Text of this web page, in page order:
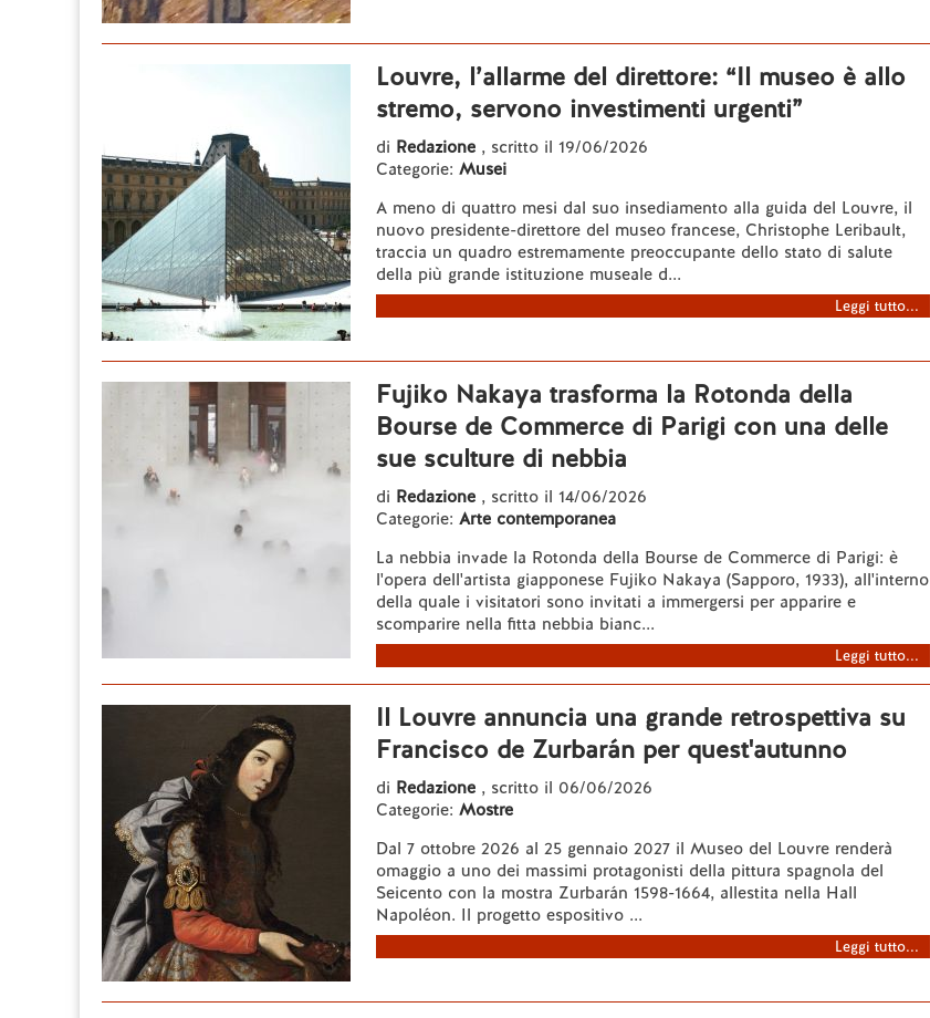
Louvre, l’allarme del direttore: “Il museo è allo
stremo, servono investimenti urgenti”
di Redazione , scritto il 19/06/2026
Categorie: Musei
A meno di quattro mesi dal suo insediamento alla guida del Louvre, il
nuovo presidente-direttore del museo francese, Christophe Leribault,
traccia un quadro estremamente preoccupante dello stato di salute
della più grande istituzione museale d...
Leggi tutto...
Fujiko Nakaya trasforma la Rotonda della
Bourse de Commerce di Parigi con una delle
sue sculture di nebbia
di Redazione , scritto il 14/06/2026
Categorie: Arte contemporanea
La nebbia invade la Rotonda della Bourse de Commerce di Parigi: è
l'opera dell'artista giapponese Fujiko Nakaya (Sapporo, 1933), all'interno
della quale i visitatori sono invitati a immergersi per apparire e
scomparire nella fitta nebbia bianc...
Leggi tutto...
Il Louvre annuncia una grande retrospettiva su
Francisco de Zurbarán per quest'autunno
di Redazione , scritto il 06/06/2026
Categorie: Mostre
Dal 7 ottobre 2026 al 25 gennaio 2027 il Museo del Louvre renderà
omaggio a uno dei massimi protagonisti della pittura spagnola del
Seicento con la mostra Zurbarán 1598-1664, allestita nella Hall
Napoléon. Il progetto espositivo ...
Leggi tutto...